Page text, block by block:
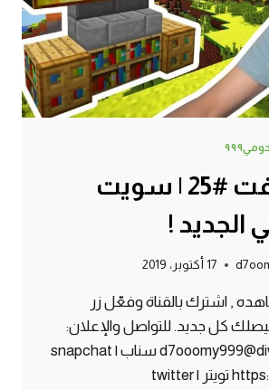
ماين كرافت #25 | سويت
الجديد !
17 أكتوبر، 2019
, اشترك بالقناة وفعّل زر
كل جديد. للتواصل والإعلان:
d7ooomy999@diwangroup.com سناب | snapchat
https://goo.gl/sr19bf تويتر | twitter